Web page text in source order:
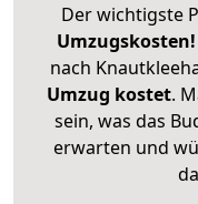
Der wichtigste
Umzugskosten!
nach
Umzug kostet.
sein, was das
erwarten und